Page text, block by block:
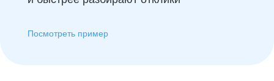
Посмотреть пример